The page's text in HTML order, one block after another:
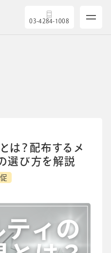
03-4284-1008
は？配布するメ
選び方を解説